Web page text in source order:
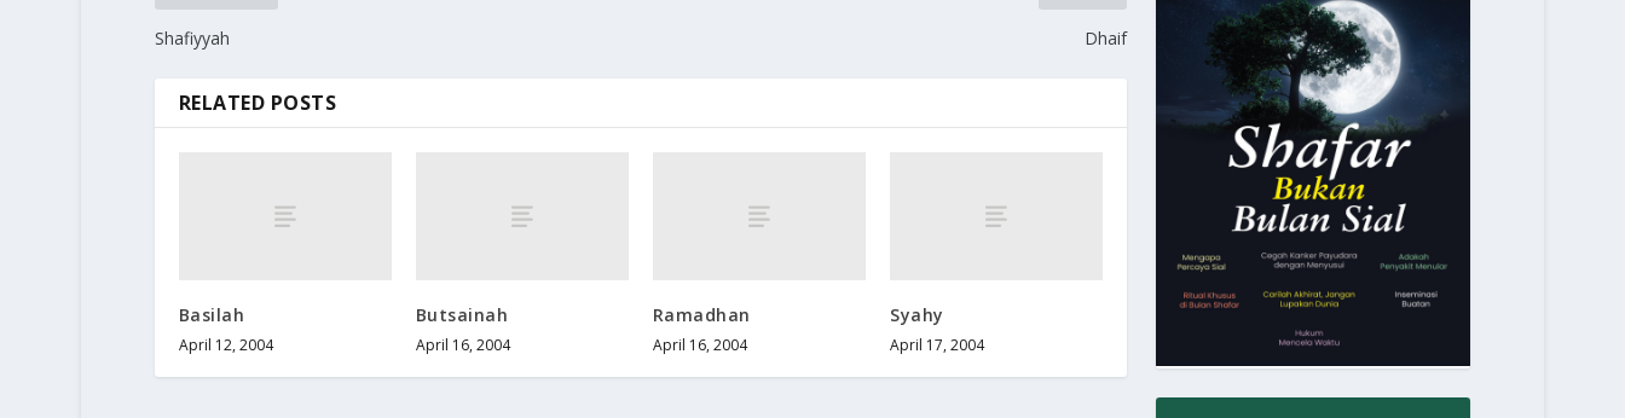
Shafiyyah Dhaif
RELATED POSTS
Basilah
April 12, 2004
Butsainah
April 16, 2004
Ramadhan
April 16, 2004
Syahy
April 17, 2004